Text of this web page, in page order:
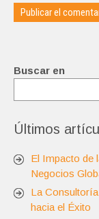
Buscar en
Últimos
El Impacto de
Negocios
La
hacia el Éxito